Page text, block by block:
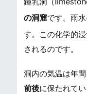
の洞窟です。雨
す。この化学的
されるのです。
洞内の気温は年
前後に保たれて